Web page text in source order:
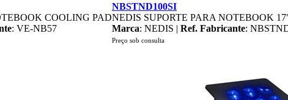
COOLING PAD
: VE-NB57
NBSTND100SI
NEDIS SUPORTE PARA NOTEBOOK
Marca: NEDIS | Ref. Fabricante:
Preço sob consulta